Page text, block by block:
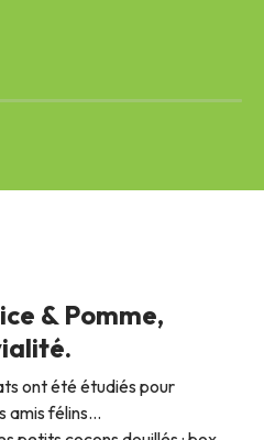
& Pomme,
ont été étudiés pour
amis félins…